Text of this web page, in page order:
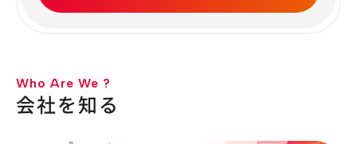
Who Are We ?
会社を知る